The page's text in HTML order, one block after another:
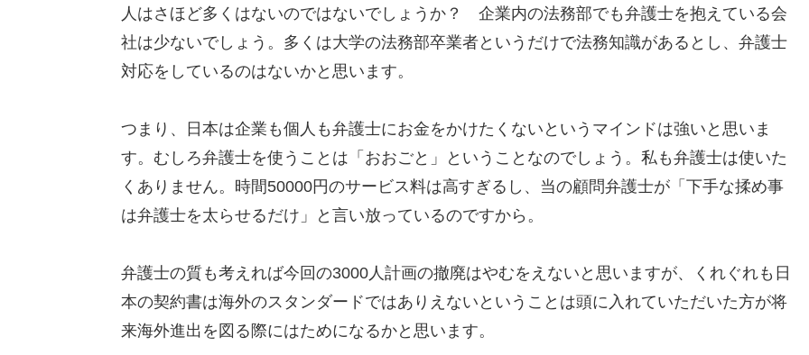
人はさほど多くはないのではないでしょうか？ 企業内の法務部でも弁護士を抱えている会
社は少ないでしょう。多くは大学の法務部卒業者というだけで法務知識があるとし、弁護士
対応をしているのはないかと思います。
つまり、日本は企業も個人も弁護士にお金をかけたくないというマインドは強いと思いま
す。むしろ弁護士を使うことは「おおごと」ということなのでしょう。私も弁護士は使いた
くありません。時間50000円のサービス料は高すぎるし、当の顧問弁護士が「下手な揉め事
は弁護士を太らせるだけ」と言い放っているのですから。
弁護士の質も考えれば今回の3000人計画の撤廃はやむをえないと思いますが、くれぐれも日
本の契約書は海外のスタンダードではありえないということは頭に入れていただいた方が将
来海外進出を図る際にはためになるかと思います。